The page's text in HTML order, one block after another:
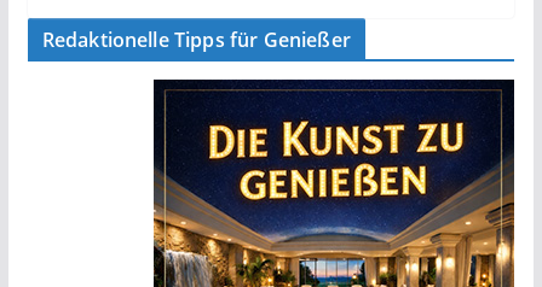
Redaktionelle Tipps für Genießer